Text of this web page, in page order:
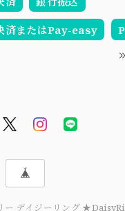
済またはPay-easy
ー デイジーリング